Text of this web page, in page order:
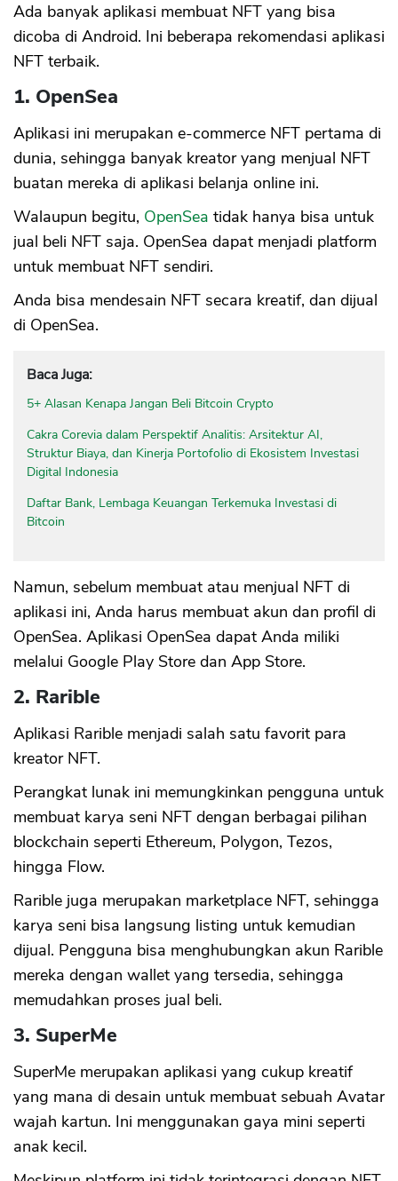
Ada banyak aplikasi membuat NFT yang bisa
dicoba di Android. Ini beberapa rekomendasi aplikasi
NFT terbaik.
1. OpenSea
Aplikasi ini merupakan e-commerce NFT pertama di
dunia, sehingga banyak kreator yang menjual NFT
buatan mereka di aplikasi belanja online ini.
Walaupun begitu, OpenSea tidak hanya bisa untuk
jual beli NFT saja. OpenSea dapat menjadi platform
untuk membuat NFT sendiri.
Anda bisa mendesain NFT secara kreatif, dan dijual
di OpenSea.
Baca Juga:
5+ Alasan Kenapa Jangan Beli Bitcoin Crypto
Cakra Corevia dalam Perspektif Analitis: Arsitektur AI,
Struktur Biaya, dan Kinerja Portofolio di Ekosistem Investasi
Digital Indonesia
Daftar Bank, Lembaga Keuangan Terkemuka Investasi di
Bitcoin
Namun, sebelum membuat atau menjual NFT di
aplikasi ini, Anda harus membuat akun dan profil di
OpenSea. Aplikasi OpenSea dapat Anda miliki
melalui Google Play Store dan App Store.
2. Rarible
Aplikasi Rarible menjadi salah satu favorit para
kreator NFT.
Perangkat lunak ini memungkinkan pengguna untuk
membuat karya seni NFT dengan berbagai pilihan
blockchain seperti Ethereum, Polygon, Tezos,
hingga Flow.
Rarible juga merupakan marketplace NFT, sehingga
karya seni bisa langsung listing untuk kemudian
dijual. Pengguna bisa menghubungkan akun Rarible
mereka dengan wallet yang tersedia, sehingga
memudahkan proses jual beli.
3. SuperMe
SuperMe merupakan aplikasi yang cukup kreatif
yang mana di desain untuk membuat sebuah Avatar
wajah kartun. Ini menggunakan gaya mini seperti
anak kecil.